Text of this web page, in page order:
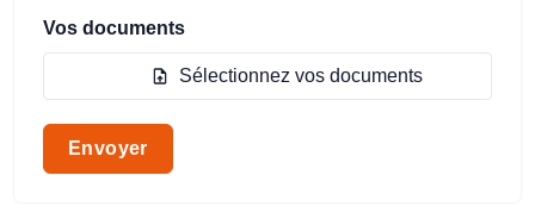
Vos documents
Sélectionnez vos documents
Envoyer